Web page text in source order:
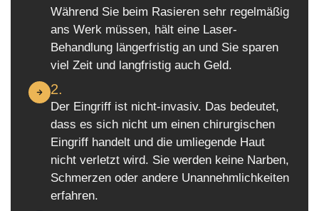
Während Sie beim Rasieren sehr regelmäßig
ans Werk müssen, hält eine Laser-
Behandlung längerfristig an und Sie sparen
viel Zeit und langfristig auch Geld.
2.
Der Eingriff ist nicht-invasiv. Das bedeutet,
dass es sich nicht um einen chirurgischen
Eingriff handelt und die umliegende Haut
nicht verletzt wird. Sie werden keine Narben,
Schmerzen oder andere Unannehmlichkeiten
erfahren.